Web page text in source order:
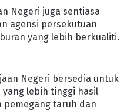
Negeri juga sentiasa
agensi persekutuan
yang lebih berkualiti.
Negeri bersedia untuk
yang lebih tinggi hasil
pemegang taruh dan